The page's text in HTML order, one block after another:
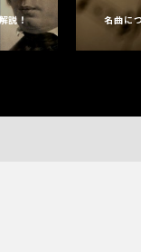
説！ 名曲に